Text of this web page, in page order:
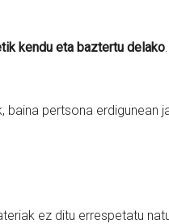
kendu eta baztertu delako
pertsona erdigunean
ez ditu errespetatu